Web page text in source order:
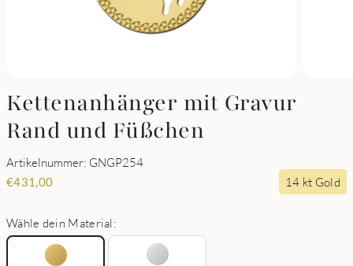
Kettenanhänger mit Gravur
Rand und Füßchen
Artikelnummer: GNGP254
€431,00 14 kt Gold
Wähle dein Material: